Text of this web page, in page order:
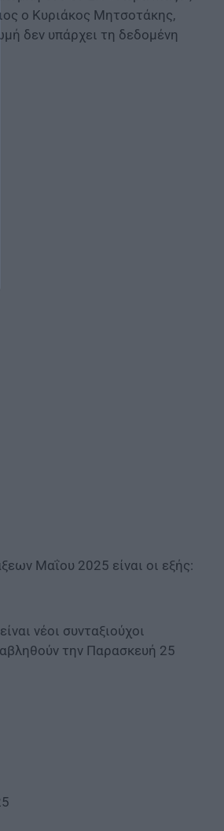
ο Κυριάκος Μητσοτάκης,
δεν υπάρχει τη δεδομένη
Μαΐου 2025 είναι οι εξής:
νέοι συνταξιούχοι
την Παρασκευή 25